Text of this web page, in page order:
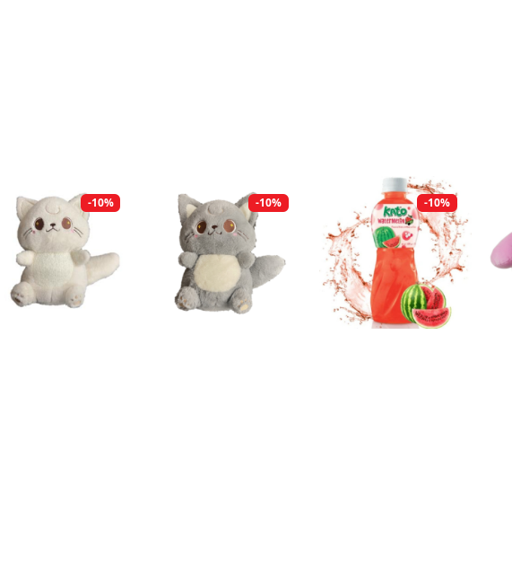
-10% -10% -10%